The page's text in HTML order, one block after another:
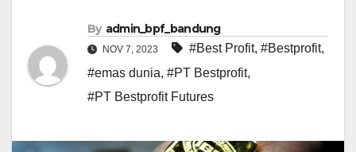
By admin_bpf_bandung
NOV 7, 2023 #Best Profit, #Bestprofit,
#emas dunia, #PT Bestprofit,
#PT Bestprofit Futures